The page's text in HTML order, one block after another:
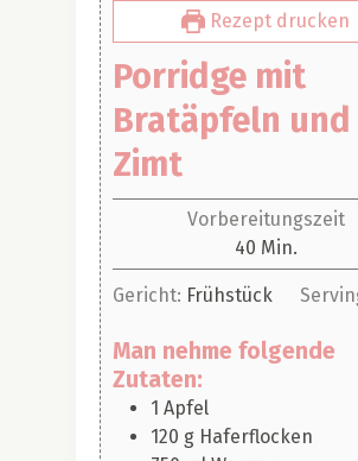
Rezept drucken
Porridge mit
Bratäpfeln und
Zimt
Vorbereitungszeit
40Minuten
Min.
Gericht: Frühstück
Man nehme folgende
Zutaten:
1 Apfel
120 g Haferflocken